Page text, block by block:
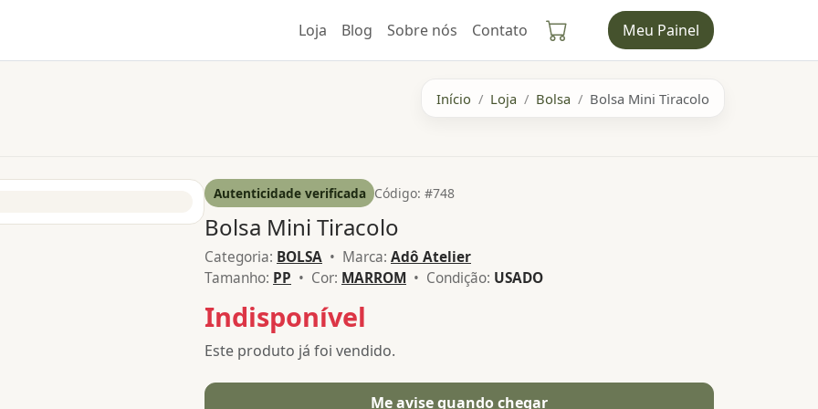
Loja Blog Sobre nós Contato Meu Painel
Início Loja Bolsa Bolsa Mini Tiracolo
Autenticidade verificada Código: #748
Bolsa Mini Tiracolo
Categoria: BOLSA • Marca: Adô Atelier
Tamanho: PP • Cor: MARROM • Condição: USADO
Indisponível
Este produto já foi vendido.
Me avise quando chegar